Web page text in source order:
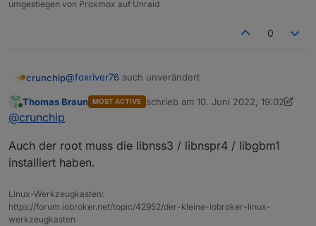
umgestiegen von Proxmox auf Unraid
0
crunchip@foxriver76 auch unverändert
root@IoBroker:~# ldd /opt/iobroker/
        libsmime3.so => not found
        libnspr4.so => not found
Thomas Braun MOST ACTIVE schrieb am 10. Juni 2022, 19:02
zuletzt editiert von Thomas Braun
@crunchip
Auch der root muss die libnss3 / libnspr4 / libgbm1
installiert haben.
Linux-Werkzeugkasten:
https://forum.iobroker.net/topic/42952/der-kleine-iobroker-linux-
werkzeugkasten